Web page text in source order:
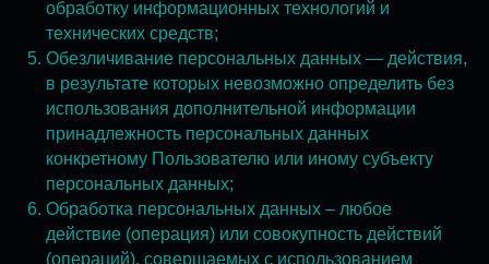
обработку информационных технологий и
технических средств;
Обезличивание персональных данных — действия,
в результате которых невозможно определить без
использования дополнительной информации
принадлежность персональных данных
конкретному Пользователю или иному субъекту
персональных данных;
Обработка персональных данных – любое
действие (операция) или совокупность действий
(операций), совершаемых с использованием